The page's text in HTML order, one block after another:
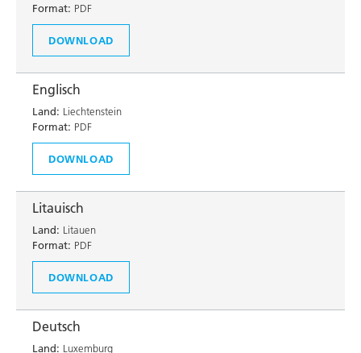
Format: PDF
DOWNLOAD
Englisch
Land: Liechtenstein
Format: PDF
DOWNLOAD
Litauisch
Land: Litauen
Format: PDF
DOWNLOAD
Deutsch
Land: Luxemburg